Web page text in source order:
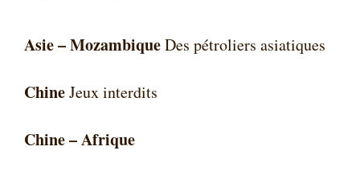
Asie – MozambiqueDes pétroliers asiatiques
ChineJeux interdits
Chine – Afrique